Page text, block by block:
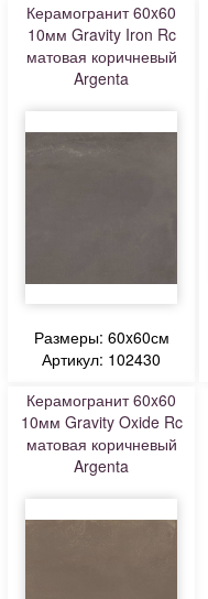
Керамогранит 60x60
10мм Gravity Iron Rc
матовая коричневый
Argenta
Размеры: 60x60см
Артикул: 102430
Керамогранит 60x60
10мм Gravity Oxide Rc
матовая коричневый
Argenta